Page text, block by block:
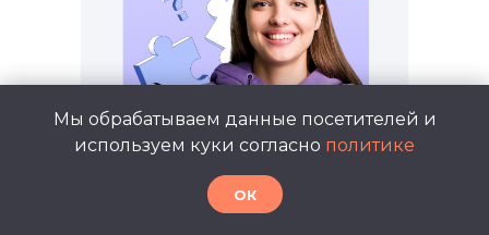
Мы обрабатываем данные посетителей и
используем куки согласно политике
ОК